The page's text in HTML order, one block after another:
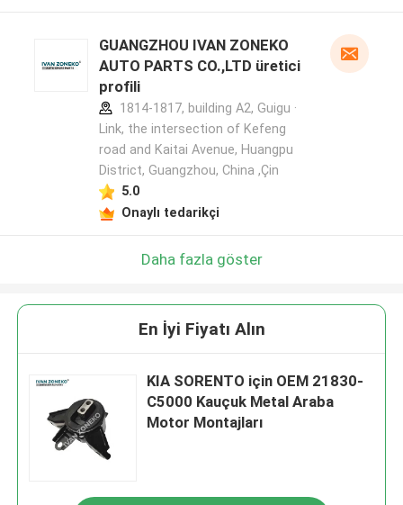
GUANGZHOU IVAN ZONEKO
AUTO PARTS CO.,LTD üretici
profili
1814-1817, building A2, Guigu ·
Link, the intersection of Kefeng
road and Kaitai Avenue, Huangpu
District, Guangzhou, China ,Çin
5.0
Onaylı tedarikçi
Daha fazla göster
En İyi Fiyatı Alın
KIA SORENTO için OEM 21830-
C5000 Kauçuk Metal Araba
Motor Montajları